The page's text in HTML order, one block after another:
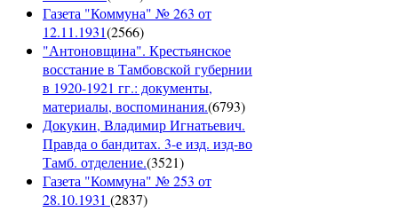
Газета "Коммуна" № 263 от
12.11.1931(2566)
"Антоновщина". Крестьянское
восстание в Тамбовской губернии
в 1920-1921 гг.: документы,
материалы, воспоминания.(6793)
Докукин, Владимир Игнатьевич.
Правда о бандитах. 3-е изд. изд-во
Тамб. отделение.(3521)
Газета "Коммуна" № 253 от
28.10.1931 (2837)